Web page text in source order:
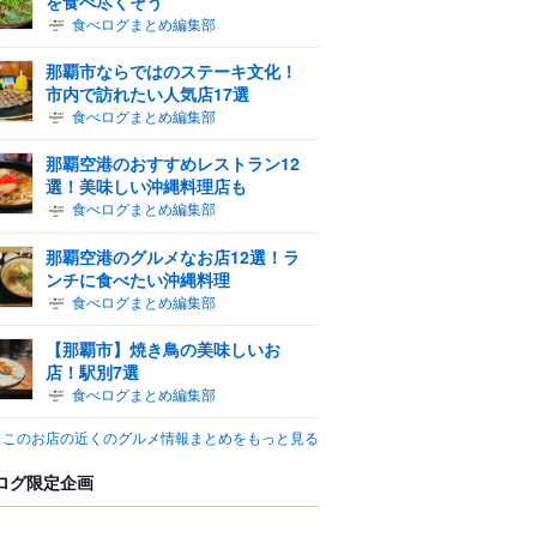
食べログまとめ編集部
那覇市ならではのステーキ文化！
市内で訪れたい人気店17選
食べログまとめ編集部
那覇空港のおすすめレストラン12
選！美味しい沖縄料理店も
食べログまとめ編集部
那覇空港のグルメなお店12選！ラ
ンチに食べたい沖縄料理
食べログまとめ編集部
【那覇市】焼き鳥の美味しいお
店！駅別7選
食べログまとめ編集部
このお店の近くのグルメ情報まとめをもっと見る
グ限定企画